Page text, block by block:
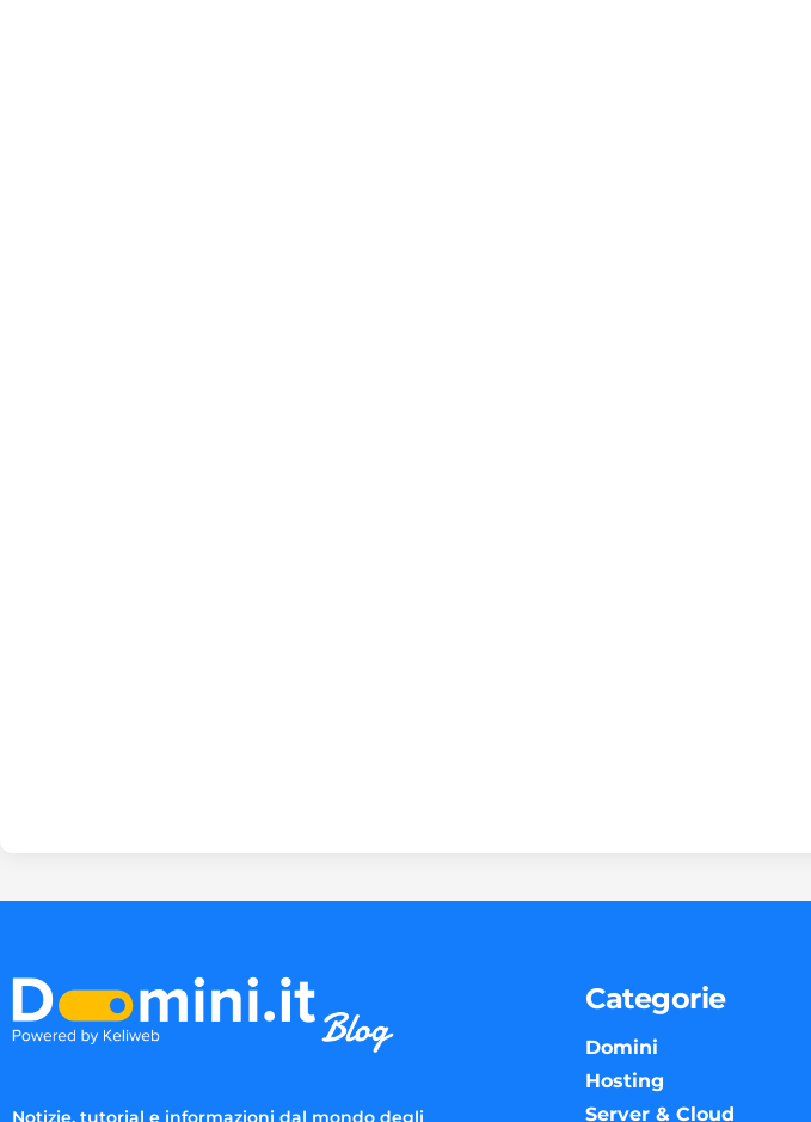
Notizie, tutorial e informazioni dal mondo degli
Categorie
Domini
Hosting
Server & Cloud